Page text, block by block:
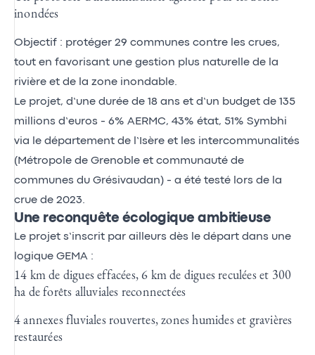
inondées
Objectif : protéger 29 communes contre les crues,
tout en favorisant une gestion plus naturelle de la
rivière et de la zone inondable.
Le projet, d’une durée de 18 ans et d’un budget de 135
millions d’euros - 6% AERMC, 43% état, 51% Symbhi
via le département de l’Isère et les intercommunalités
(Métropole de Grenoble et communauté de
communes du Grésivaudan) - a été testé lors de la
crue de 2023.
Une reconquête écologique ambitieuse
Le projet s’inscrit par ailleurs dès le départ dans une
logique GEMA :
14 km de digues effacées, 6 km de digues reculées et 300
ha de forêts alluviales reconnectées
4 annexes fluviales rouvertes, zones humides et gravières
restaurées